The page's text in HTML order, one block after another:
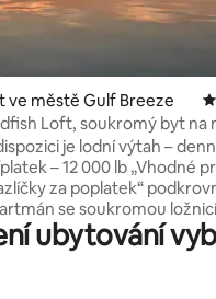
4,97 z 5, 191 hodnocení
ve městě Gulf Breeze
Loft, soukromý byt na
Bay je lodní výtah –
– 12 000 lb „Vhodné pro domácí
za poplatek“
se soukromou
Pensacola – 20 minut
volavky popelavéubytování